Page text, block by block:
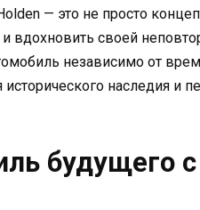
— это не просто
вдохновить своей
независимо от
исторического наследия и
будущего